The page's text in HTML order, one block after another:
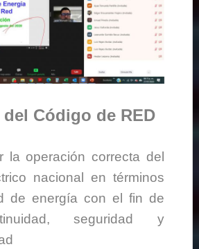
Código de RED
la operación correcta del
nacional en términos
de energía con el fin de
seguridad y